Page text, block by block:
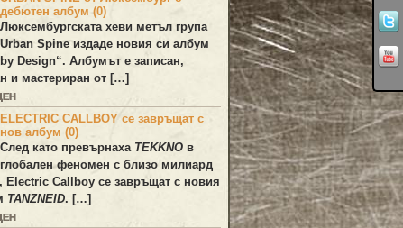
дебютен албум (0)
Люксембургската хеви метъл група
Urban Spineиздаде новия си албум
Design“. Албумът е записан,
и мастериран от […]
ELECTRIC CALLBOY се завръщат с
нов албум (0)
След като превърнаха TEKKNO в
глобален феномен с близо милиард
Electric Callboy се завръщат с новия
TANZNEID. […]